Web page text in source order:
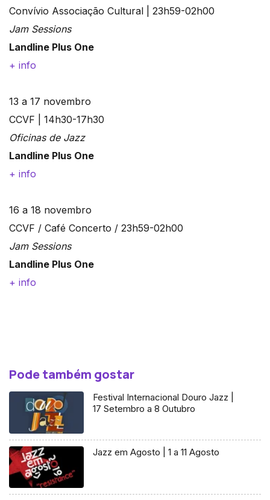
Convívio Associação Cultural | 23h59-02h00
Jam Sessions
Landline Plus One
+ info
13 a 17 novembro
CCVF | 14h30-17h30
Oficinas de Jazz
Landline Plus One
+ info
16 a 18 novembro
CCVF / Café Concerto / 23h59-02h00
Jam Sessions
Landline Plus One
+ info
Pode também gostar
Festival Internacional Douro Jazz |
17 Setembro a 8 Outubro
Jazz em Agosto | 1 a 11 Agosto